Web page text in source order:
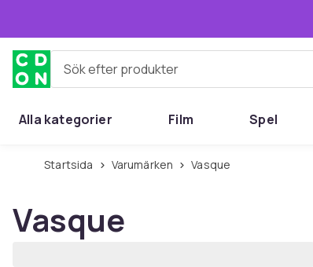
Sök efter produkter
Alla kategorier Film Spel
Startsida Varumärken Vasque
Vasque